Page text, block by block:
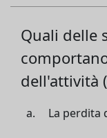
Quali delle
dell'attività
La perdita